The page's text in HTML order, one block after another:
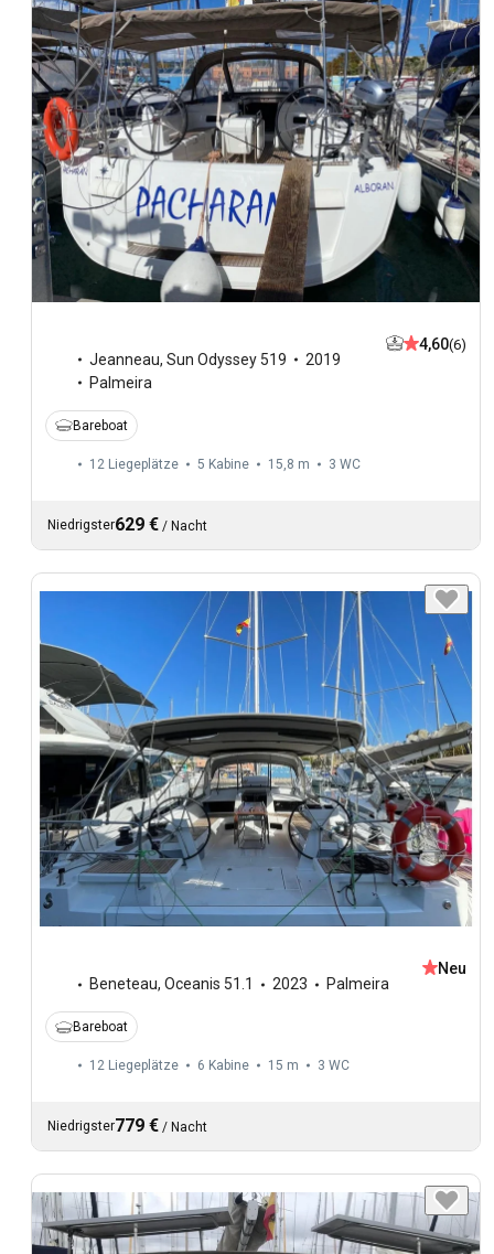
Jeanneau, Sun Odyssey 519
2019
Palmeira
4,60(6)
Bareboat
12 Liegeplätze 5 Kabine 15,8 m 3 WC
Niedrigster629 € / Nacht
Beneteau, Oceanis 51.1 2023 Palmeira
Neu
Bareboat
12 Liegeplätze 6 Kabine 15 m 3 WC
Niedrigster779 € / Nacht